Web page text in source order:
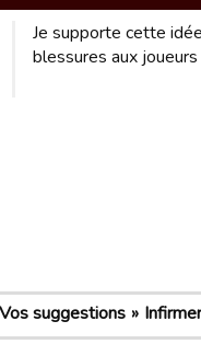
Je supporte cette
blessures aux
Vos suggestions